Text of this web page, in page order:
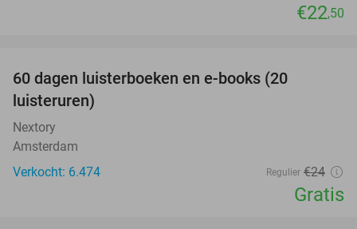
€22,50
60 dagen luisterboeken en e-books (20
luisteruren)
Nextory
Amsterdam
Verkocht: 6.474
Regulier €24
Gratis